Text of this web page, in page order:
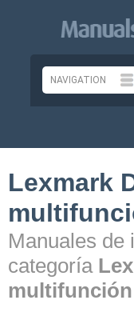
Lexmark
Manuales de
categoría
multifunción